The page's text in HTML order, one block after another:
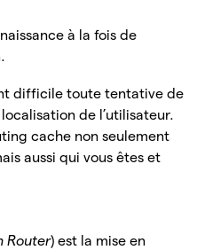
à la fois de
difficile toute tentative de
de l’utilisateur.
cache non seulement
aussi qui vous êtes et
Router) est la mise en